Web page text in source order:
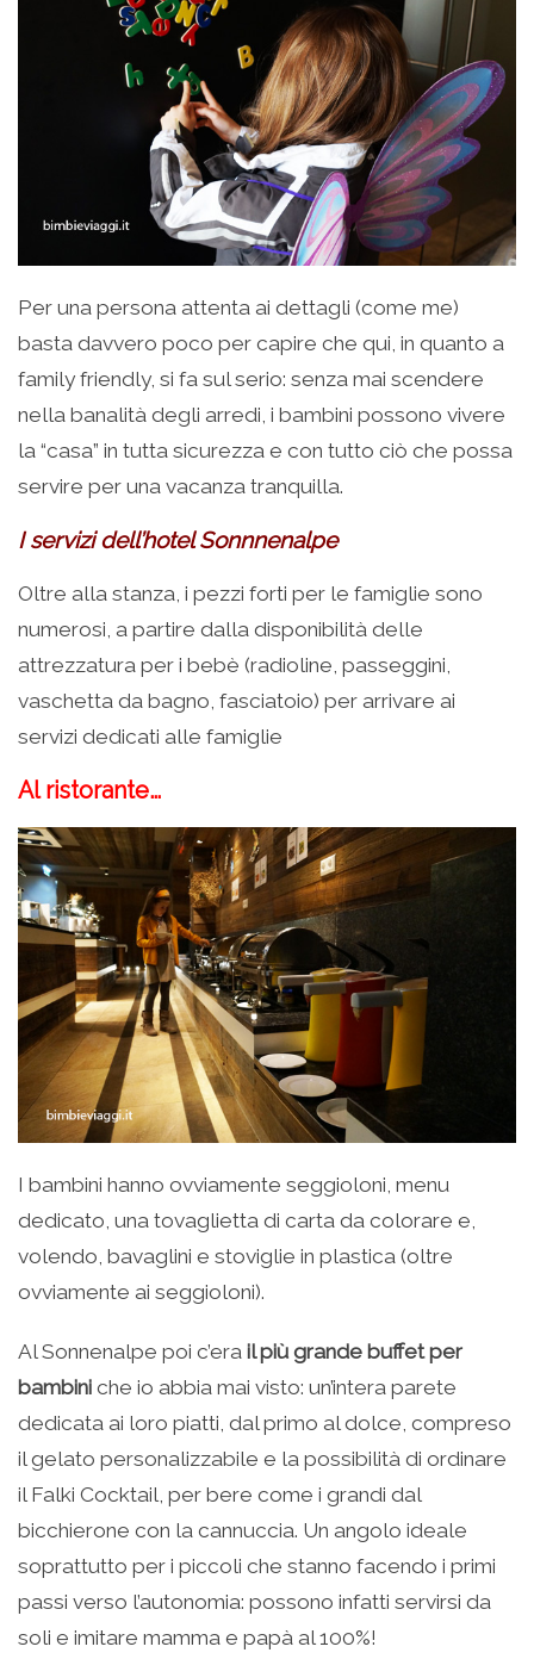
Per una persona attenta ai dettagli (come me)
basta davvero poco per capire che qui, in quanto a
family friendly, si fa sul serio: senza mai scendere
nella banalità degli arredi, i bambini possono vivere
la “casa” in tutta sicurezza e con tutto ciò che possa
servire per una vacanza tranquilla.
I servizi dell’hotel Sonnnenalpe
Oltre alla stanza, i pezzi forti per le famiglie sono
numerosi, a partire dalla disponibilità delle
attrezzatura per i bebè (radioline, passeggini,
vaschetta da bagno, fasciatoio) per arrivare ai
servizi dedicati alle famiglie
Al ristorante…
I bambini hanno ovviamente seggioloni, menu
dedicato, una tovaglietta di carta da colorare e,
volendo, bavaglini e stoviglie in plastica (oltre
ovviamente ai seggioloni).
Al Sonnenalpe poi c’era il più grande buffet per
bambini che io abbia mai visto: un’intera parete
dedicata ai loro piatti, dal primo al dolce, compreso
il gelato personalizzabile e la possibilità di ordinare
il Falki Cocktail, per bere come i grandi dal
bicchierone con la cannuccia. Un angolo ideale
soprattutto per i piccoli che stanno facendo i primi
passi verso l’autonomia: possono infatti servirsi da
soli e imitare mamma e papà al 100%!